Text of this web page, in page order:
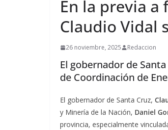
En la previa
Claudio Vidal
26 noviembre, 2025 Redaccion
El gobernador de
de Coordinación de
El gobernador de Santa Cruz,
y Minería de la Nación, Daniel
provincia, especialmente